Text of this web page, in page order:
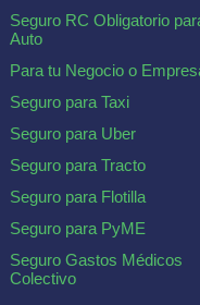
Seguro RC Obligatorio
Auto
Para tu Negocio o
Seguro para Taxi
Seguro para Uber
Seguro para Tracto
Seguro para Flotilla
Seguro para PyME
Seguro Gastos Médicos
Colectivo